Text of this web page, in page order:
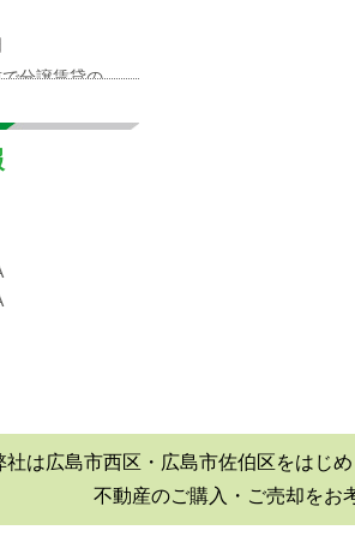
分譲賃貸の
戸建て（売
ています！
社は広島市西区・広島市佐伯区をはじ
不動産のご購入・ご売却をお